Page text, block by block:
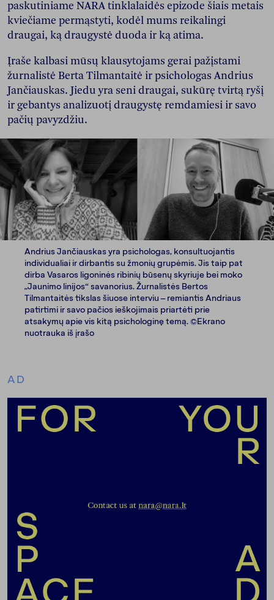
paskutiniame NARA tinklalaidės epizode šiais metais
kviečiame permąstyti, kodėl mums reikalingi
draugai, ką draugystė duoda ir ką atima.
Įraše kalbasi mūsų klausytojams gerai pažįstami
žurnalistė Berta Tilmantaitė ir psichologas Andrius
Jančiauskas. Jiedu yra seni draugai, sukūrę tvirtą ryšį
ir gebantys analizuotį draugystę remdamiesi ir savo
pačių pavyzdžiu.
Andrius Jančiauskas yra psichologas, konsultuojantis
individualiai ir dirbantis su žmonių grupėmis. Jis taip pat
dirba Vasaros ligoninės ribinių būsenų skyriuje bei moko
„Jaunimo linijos“ savanorius. Žurnalistės Bertos
Tilmantaitės tikslas šiuose interviu – remiantis Andriaus
patirtimi ir savo pačios ieškojimais priartėti prie
atsakymų apie vis kitą psichologinę temą. ©Ekrano
nuotrauka iš įrašo
AD